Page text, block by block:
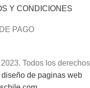
Y CONDICIONES
PAGO
Todos los
de paginas web